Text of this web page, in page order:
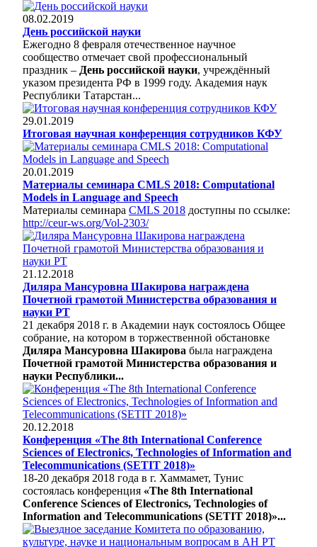
08.02.2019
День российской науки
Ежегодно 8 февраля отечественное научное
сообщество отмечает свой профессиональный
праздник – День российской науки, учреждённый
указом президента РФ в 1999 году. Академия наук
Республики Татарстан...
29.01.2019
Итоговая научная конференция сотрудников КФУ
20.01.2019
Материалы семинара CMLS 2018: Computational
Models in Language and Speech
Материалы семинара CMLS 2018 доступны по ссылке:
http://ceur-ws.org/Vol-2303/
21.12.2018
Диляра Мансуровна Шакирова награждена
Почетной грамотой Министерства образования и
науки РТ
21 декабря 2018 г. в Академии наук состоялось Общее
собрание, на котором в торжественной обстановке
Диляра Мансуровна Шакирова была награждена
Почетной грамотой Министерства образования и
науки Республики...
20.12.2018
Конференция «The 8th International Conference
Sciences of Electronics, Technologies of Information and
Telecommunications (SETIT 2018)»
18-20 декабря 2018 года в г. Хаммамет, Тунис
состоялась конференция «The 8th International
Conference Sciences of Electronics, Technologies of
Information and Telecommunications (SETIT 2018)»...